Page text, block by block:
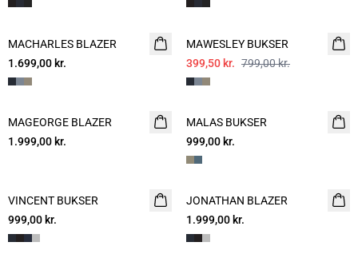
NYHED
CAMPAIGN SUIT
MACHARLES BLAZER
1.699,00 kr.
CAMPAIGN SUIT
- 50%
MAWESLEY BUKSER
399,50 kr. 799,00 kr.
WASHABLE
MAGEORGE BLAZER
1.999,00 kr.
WASHABLE
MALAS BUKSER
999,00 kr.
VINCENT BUKSER
999,00 kr.
JONATHAN BLAZER
1.999,00 kr.